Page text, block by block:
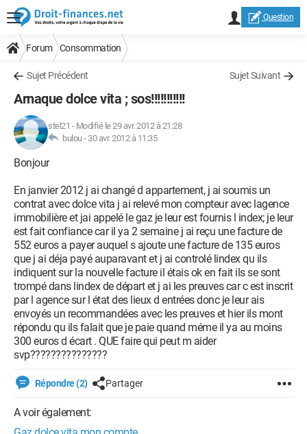
Question
Forum Consommation
Sujet Précédent Sujet Suivant
Arnaque dolce vita ; sos!!!!!!!!!!!
stel21 - Modifié le 29 avr. 2012 à 21:28
bulou - 30 avr. 2012 à 11:35
Bonjour
En janvier 2012 j ai changé d appartement, j ai soumis un
contrat avec dolce vita j ai relevé mon compteur avec lagence
immobilière et jai appelé le gaz je leur est fournis l index; je leur
est fait confiance car il ya 2 semaine j ai reçu une facture de
552 euros a payer auquel s ajoute une facture de 135 euros
que j ai déja payé auparavant et j ai controlé lindex qu ils
indiquent sur la nouvelle facture il étais ok en fait ils se sont
trompé dans lindex de départ et j ai les preuves car c est inscrit
par l agence sur l état des lieux d entrées donc je leur ais
envoyés un recommandées avec les preuves et hier ils mont
répondu qu ils falait que je paie quand méme il ya au moins
300 euros d écart . QUE faire qui peut m aider
svp???????????????
Répondre (2) Partager
A voir également: